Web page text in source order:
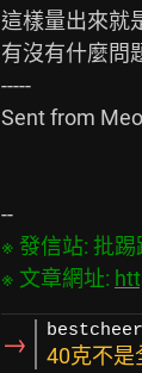
這樣量出來就
有沒有什麼問
-----
Sent from
※ 發信站: 批
※ 文章網址:
→ bestcheer
40克不是